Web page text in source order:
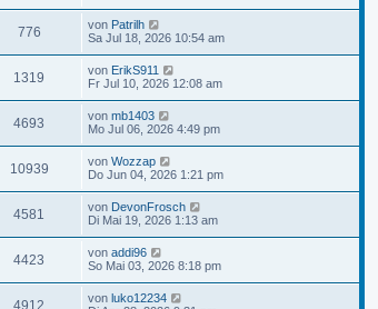
776 von Patrilh
Sa Jul 18, 2026 10:54 am
1319 von ErikS911
Fr Jul 10, 2026 12:08 am
4693 von mb1403
Mo Jul 06, 2026 4:49 pm
10939 von Wozzap
Do Jun 04, 2026 1:21 pm
4581 von DevonFrosch
Di Mai 19, 2026 1:13 am
4423 von addi96
So Mai 03, 2026 8:18 pm
4912 von luko12234